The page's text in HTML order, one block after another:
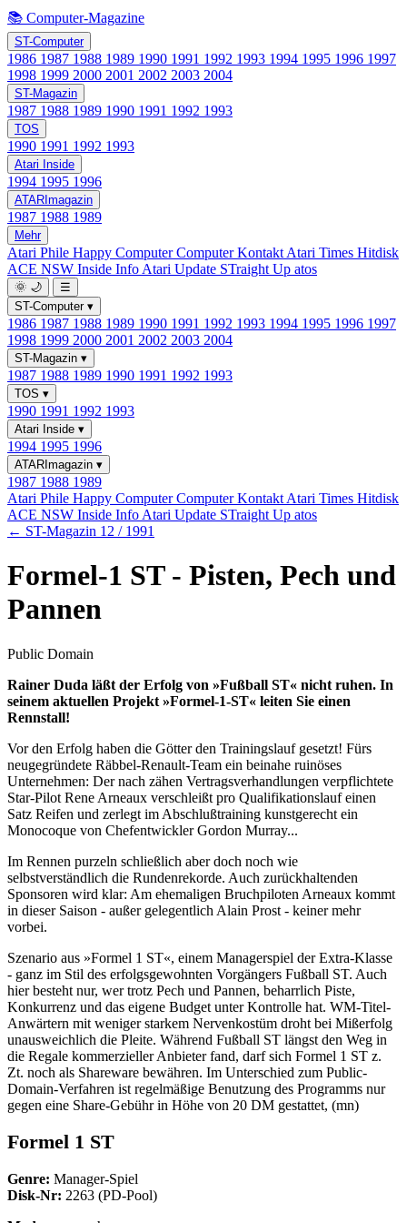
📚 Computer-Magazine
ST-Computer
1986 1987 1988 1989 1990 1991 1992 1993 1994 1995 1996 1997
1998 1999 2000 2001 2002 2003 2004
ST-Magazin
1987 1988 1989 1990 1991 1992 1993
TOS
1990 1991 1992 1993
Atari Inside
1994 1995 1996
ATARImagazin
1987 1988 1989
Mehr
Atari Phile Happy ComputerComputer Kontakt Atari Times Hitdisk
ACE NSW Inside Info Atari Update STraight Up atos
🌞 🌙
☰
ST-Computer ▾
1986 1987 1988 1989 1990 1991 1992 1993 1994 1995 1996 1997
1998 1999 2000 2001 2002 2003 2004
ST-Magazin ▾
1987 1988 1989 1990 1991 1992 1993
TOS ▾
1990 1991 1992 1993
Atari Inside ▾
1994 1995 1996
ATARImagazin ▾
1987 1988 1989
Atari Phile Happy ComputerComputer Kontakt Atari Times Hitdisk
ACE NSW Inside Info Atari Update STraight Up atos
← ST-Magazin 12 / 1991
Formel-1 ST - Pisten, Pech und
Pannen
Public Domain
Rainer Duda läßt der Erfolg von »Fußball ST« nicht ruhen. In
seinem aktuellen Projekt »Formel-1-ST« leiten Sie einen
Rennstall!
Vor den Erfolg haben die Götter den Trainingslauf gesetzt! Fürs
neugegründete Räbbel-Renault-Team ein beinahe ruinöses
Unternehmen: Der nach zähen Vertragsverhandlungen verpflichtete
Star-Pilot Rene Arneaux verschleißt pro Qualifikationslauf einen
Satz Reifen und zerlegt im Abschlußtraining kunstgerecht ein
Monocoque von Chefentwickler Gordon Murray...
Im Rennen purzeln schließlich aber doch noch wie
selbstverständlich die Rundenrekorde. Auch zurückhaltenden
Sponsoren wird klar: Am ehemaligen Bruchpiloten Arneaux kommt
in dieser Saison - außer gelegentlich Alain Prost - keiner mehr
vorbei.
Szenario aus »Formel 1 ST«, einem Managerspiel der Extra-Klasse
- ganz im Stil des erfolgsgewohnten Vorgängers Fußball ST. Auch
hier besteht nur, wer trotz Pech und Pannen, beharrlich Piste,
Konkurrenz und das eigene Budget unter Kontrolle hat. WM-Titel-
Anwärtern mit weniger starkem Nervenkostüm droht bei Mißerfolg
unausweichlich die Pleite. Während Fußball ST längst den Weg in
die Regale kommerzieller Anbieter fand, darf sich Formel 1 ST z.
Zt. noch als Shareware bewähren. Im Unterschied zum Public-
Domain-Verfahren ist regelmäßige Benutzung des Programms nur
gegen eine Share-Gebühr in Höhe von 20 DM gestattet, (mn)
Formel 1 ST
Genre: Manager-Spiel
Disk-Nr: 2263 (PD-Pool)